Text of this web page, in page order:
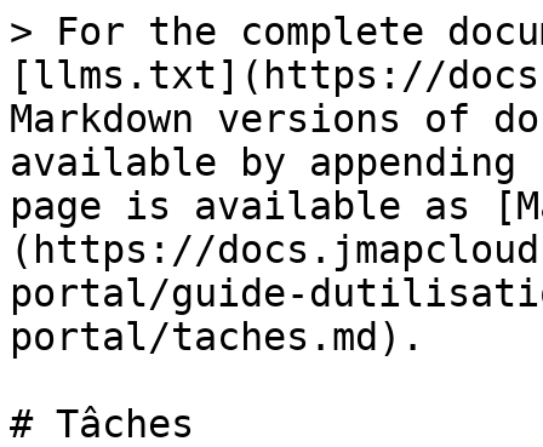
> For the complete
[llms.txt](https://
Markdown versions of
available by
page is available as
(https://
portal/guide-
portal/taches.md).
# Tâches